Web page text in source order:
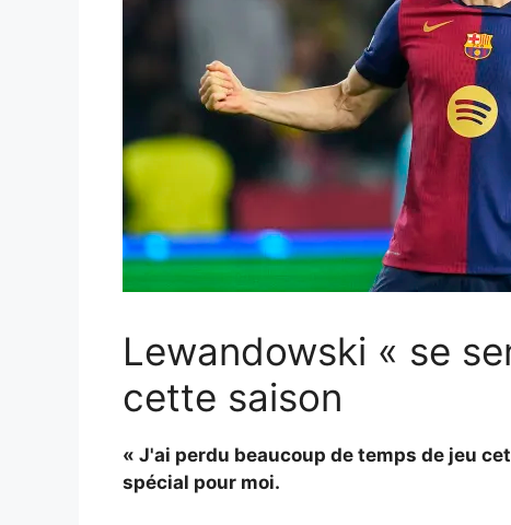
Lewandowski « se
cette saison
« J'ai perdu beaucoup de temps de jeu
spécial pour moi.